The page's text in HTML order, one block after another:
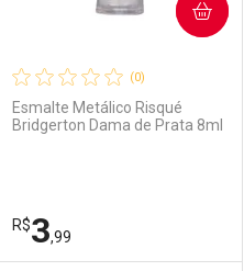
Comprar sem Desconto
Por R$ 3,99/cada
Por R$ 3,99/cada
(0)
Esmalte Metálico Risqué
Bridgerton Dama de Prata 8ml
R$3,99
COMPRAR